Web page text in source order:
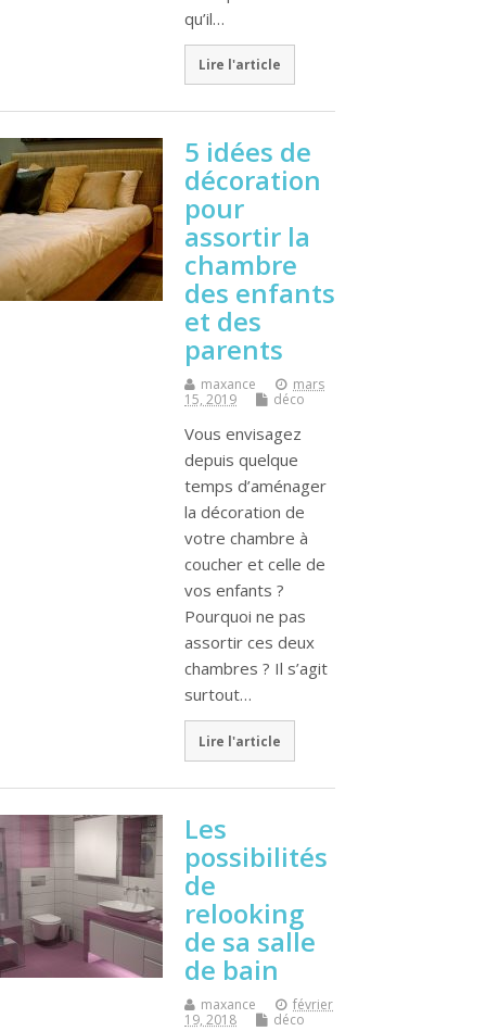
qu’il…
Lire l'article
5 idées de
décoration
pour
assortir la
chambre
des enfants
et des
parents
maxance
mars
15, 2019
déco
Vous envisagez
depuis quelque
temps d’aménager
la décoration de
votre chambre à
coucher et celle de
vos enfants ?
Pourquoi ne pas
assortir ces deux
chambres ? Il s’agit
surtout…
Lire l'article
Les
possibilités
de
relooking
de sa salle
de bain
maxance
février
19, 2018
déco